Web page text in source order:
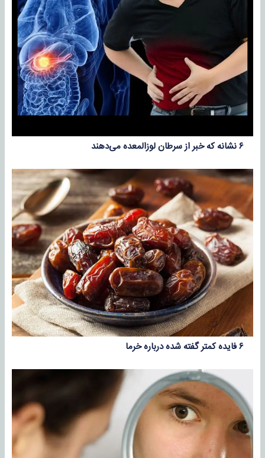
۶ نشانه که خبر از سرطان لوزالمعده می‌دهند
۶ فایده کمتر گفته شده درباره خرما